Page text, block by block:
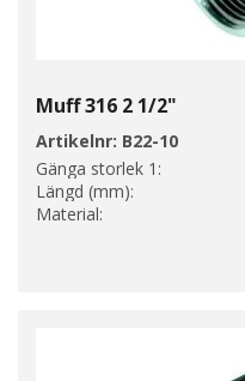
Muff 316 2 1/2"
Artikelnr: B22-10
Gänga storlek 1:
Längd (mm):
Material: